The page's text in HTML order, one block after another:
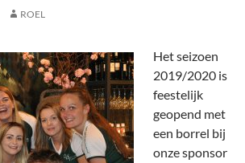
ROEL
Het seizoen
2019/2020 is
feestelijk
geopend met
een borrel bij
onze sponsor